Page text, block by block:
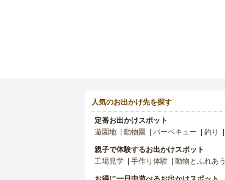
人気のお出かけ先を探す
定番お出かけスポット
遊園地
動物園 バーベキュー 釣り
親子で体験するお出かけスポット
工場見学
手作り体験 動物とふれあう